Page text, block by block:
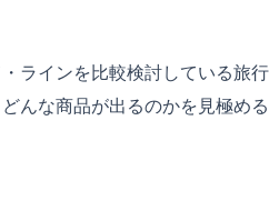
ラインを比較検討している旅行
んな商品が出るのかを見極める